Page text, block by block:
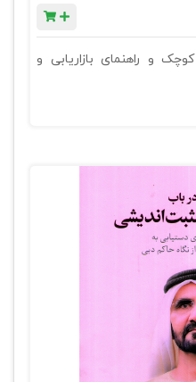
و راهنمای بازاریابی و